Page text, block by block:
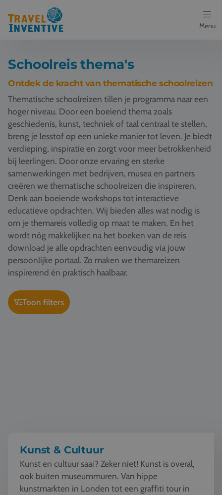
Menu
Bestemmingen
Schoolreis thema's
Voor docenten
Over ons
Een offerte aanvragen
Referenties
Vacatures
Contact
076 522 30 57
Klantportaal
Schoolreis thema's
Ontdek de kracht van thematische schoolreizen
Thematische schoolreizen tillen je programma naar een
hoger niveau. Door een boeiend thema zoals
geschiedenis, kunst, techniek of taal centraal te stellen,
breng je lesstof op een unieke manier tot leven. Je biedt
verdieping, inspiratie en zorgt voor meer betrokkenheid
bij leerlingen. Door onze ervaring en sterke
samenwerkingen met bedrijven, musea en partners
creëren we thematische schoolreizen die inspireren.
Denk aan boeiende workshops tot interactieve
educatieve opdrachten. Wij bieden alles wat nodig is
om je themareis volledig op maat te maken. En het
wordt nóg makkelijker: na het boeken van de reis
download je alle opdrachten eenvoudig via jouw
persoonlijke portaal. Zo maken we themareizen
inspirerend én praktisch haalbaar.
Toon filters
Kunst & Cultuur
Kunst en cultuur saai? Zeker niet! Kunst is overal,
ook buiten museummuren. Van hippe
kunstmarkten in Londen tot een graffiti tour in